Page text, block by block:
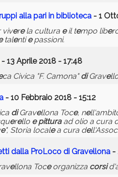
alla pari in biblioteca - 1
viverela cultura eil tempo libe
talentiepassioni.
- 13 Aprile 2018 - 17:48
ca Civica "F. Camona"diGrave
- 10 Febbraio 2018 - 15:12
diGravellona Toce, ne
erello e pitturaad olio a cura
e", Storia localea cura de
tti dalla ProLoco di Gravellona -
ellona Toceorganizza corsi